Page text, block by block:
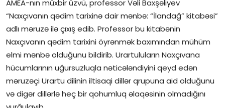
AMEA-nın müxbir üzvü, professor Vəli Baxşəliyev
“Naxçıvanın qədim tarixinə dair mənbə: “İlandağ” kitabəsi”
adlı məruzə ilə çıxış edib. Professor bu kitabənin
Naxçıvanın qədim tarixini öyrənmək baxımından mühüm
elmi mənbə olduğunu bildirib. Urartuluların Naxçıvana
hücumlarının uğursuzluqla nəticələndiyini qeyd edən
məruzəçi Urartu dilinin iltisaqi dillər qrupuna aid olduğunu
və digər dillərlə heç bir qohumluq əlaqəsinin olmadığını